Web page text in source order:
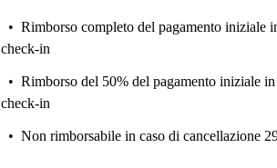
Rimborso completo del pagamento iniziale
check-in
Rimborso del 50% del pagamento iniziale in
check-in
Non rimborsabile in caso di cancellazione